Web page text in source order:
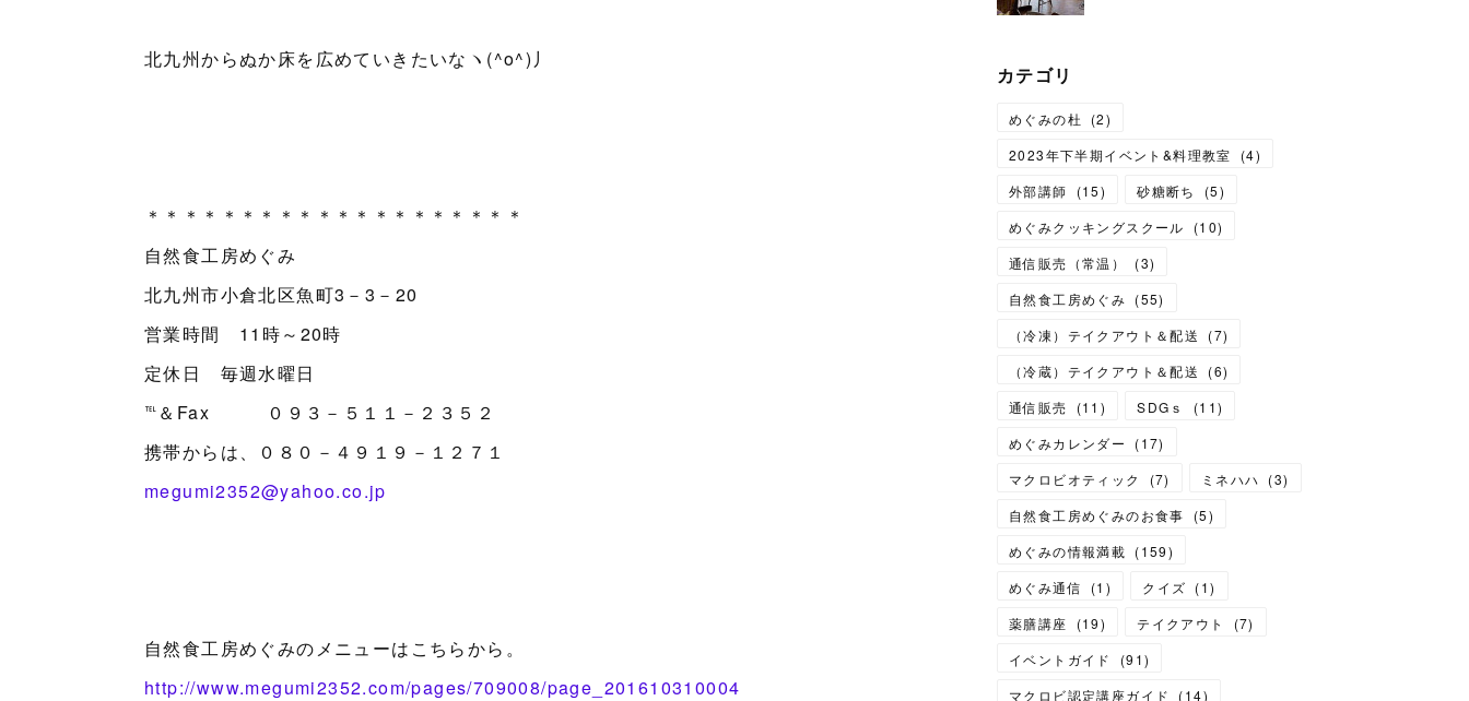
北九州からぬか床を広めていきたいなヽ(^o^)丿
＊＊＊＊＊＊＊＊＊＊＊＊＊＊＊＊＊＊＊＊
自然食工房めぐみ
北九州市小倉北区魚町3－3－20
営業時間 11時～20時
定休日 毎週水曜日
℡＆Fax ０９３－５１１－２３５２
携帯からは、０８０－４９１９－１２７１
megumi2352@yahoo.co.jp
自然食工房めぐみのメニューはこちらから。
http://www.megumi2352.com/pages/709008/page_201610310004
カテゴリ
めぐみの杜 (2)
2023年下半期イベント&料理教室
(4)
外部講師
(15) 砂糖断ち (5)
めぐみクッキングスクール
(10)
通信販売（常温）
(3)
自然食工房めぐみ (55)
（冷凍）テイクアウト＆配送
(7)
（冷蔵）テイクアウト＆配送
(6)
通信販売
(11 ) SDGｓ (11)
めぐみカレンダー
(17)
マクロビオティック
(7) ミネハハ (3)
自然食工房めぐみのお食事
(5)
めぐみの情報満載 (159)
めぐみ通信
(1 ) クイズ (1)
薬膳講座
(19) テイクアウト (7)
イベントガイド
(91)
マクロビ認定講座ガイド
(14)